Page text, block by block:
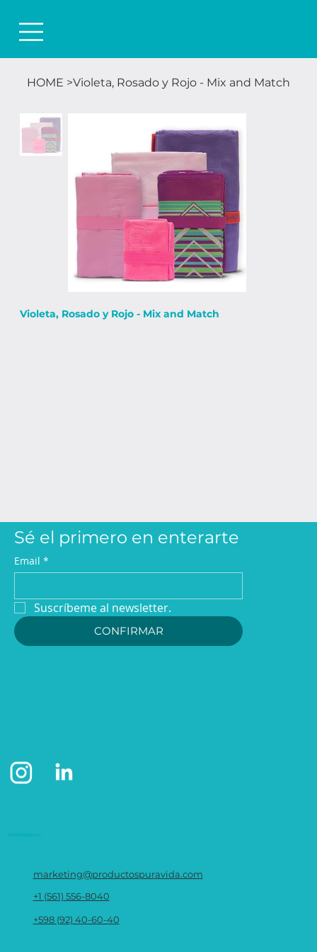
HOME >Violeta, Rosado y Rojo - Mix and Match
Violeta, Rosado y Rojo - Mix and Match
Contáctanos
marketing@productospuravida.com
+1 (561) 556-8040
+598 (92) 40-60-40
Sé el primero en enterarte
Email *
Suscríbeme al newsletter.
CONFIRMAR